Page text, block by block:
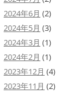
2024年6月 (2)
2024年5月 (3)
2024年3月 (1)
2024年2月 (1)
2023年12月 (4)
2023年11月 (2)